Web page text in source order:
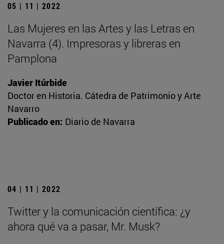
05 | 11 | 2022
Las Mujeres en las Artes y las Letras en
Navarra (4). Impresoras y libreras en
Pamplona
Javier Itúrbide
Doctor en Historia. Cátedra de Patrimonio y Arte
Navarro
Publicado en: Diario de Navarra
04 | 11 | 2022
Twitter y la comunicación científica: ¿y
ahora qué va a pasar, Mr. Musk?